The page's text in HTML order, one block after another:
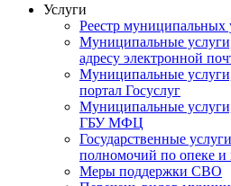
Услуги
Реестр муниципальных
Муниципальные
адресу электронной
Муниципальные
портал Госуслуг
Муниципальные
ГБУ МФЦ
Государственные
полномочий по опеке и
Меры поддержки СВО